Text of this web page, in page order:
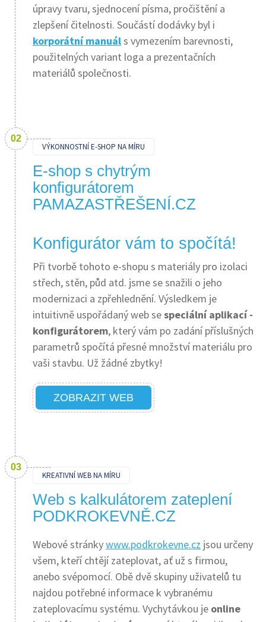
úpravy tvaru, sjednocení písma, pročištění a
zlepšení čitelnosti. Součástí dodávky byl i
korporátní manuáls vymezením barevnosti,
použitelných variant loga a prezentačních
materiálů společnosti.
VÝKONNOSTNÍ E-SHOP NA MÍRU
E-shop s chytrým
konfigurátorem
PAMAZASTŘEŠENÍ.CZ
Konfigurátor vám to spočítá!
Při tvorbě tohoto e-shopu s materiály pro izolaci
střech, stěn, půd atd. jsme se snažili o jeho
modernizaci a zpřehlednění. Výsledkem je
intuitivně uspořádaný web sespeciální aplikací -
konfigurátorem, který vám po zadání příslušných
parametrů spočítá přesné množství materiálu pro
vaši stavbu. Už žádné zbytky!
ZOBRAZIT WEB
KREATIVNÍ WEB NA MÍRU
Web s kalkulátorem zateplení
PODKROKEVNĚ.CZ
Webové stránkywww.podkrokevne.cz jsou určeny
všem, kteří chtějí zateplovat, ať už s firmou,
anebo svépomocí. Obě dvě skupiny uživatelů tu
najdou potřebné informace k vybranému
zateplovacímu systému. Vychytávkou je online